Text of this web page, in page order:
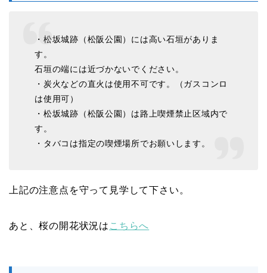
・松坂城跡（松阪公園）には高い石垣がありま
す。
石垣の端には近づかないでください。
・炭火などの直火は使用不可です。（ガスコンロ
は使用可）
・松坂城跡（松阪公園）は路上喫煙禁止区域内で
す。
・タバコは指定の喫煙場所でお願いします。
上記の注意点を守って見学して下さい。
あと、桜の開花状況は こちらへ